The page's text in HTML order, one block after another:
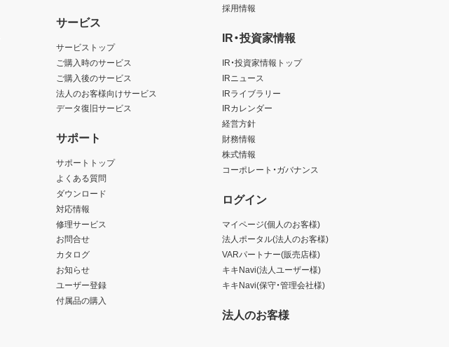
サービス
サービストップ
ご購入時のサービス
ご購入後のサービス
法人のお客様向けサービス
データ復旧サービス
サポート
サポートトップ
よくある質問
ダウンロード
対応情報
修理サービス
お問合せ
カタログ
お知らせ
ユーザー登録
付属品の購入
採用情報
IR・投資家情報
IR・投資家情報トップ
IRニュース
IRライブラリー
IRカレンダー
経営方針
財務情報
株式情報
コーポレート・ガバナンス
ログイン
マイページ(個人のお客様)
法人ポータル(法人のお客様)
VARパートナー(販売店様)
キキNavi(法人ユーザー様)
キキNavi(保守・管理会社様)
法人のお客様